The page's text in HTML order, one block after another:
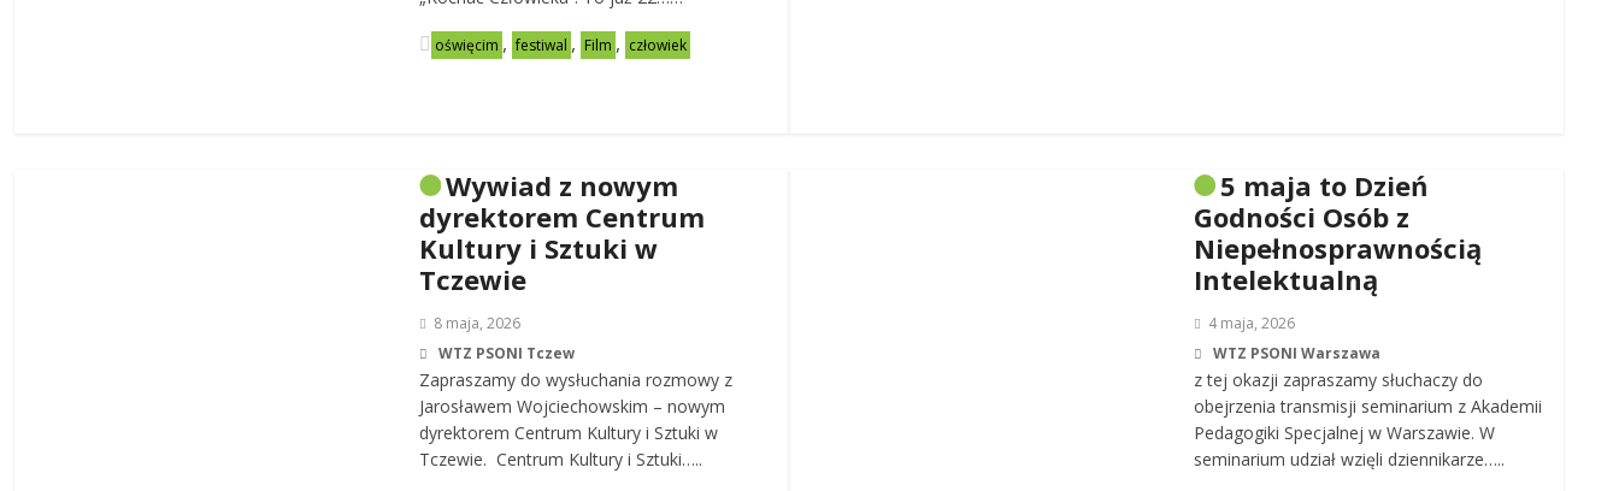
oświęcim , festiwal , Film , człowiek
Wywiad z nowym
dyrektorem Centrum
Kultury i Sztuki w
Tczewie
8 maja, 2026
WTZ PSONI Tczew
Zapraszamy do wysłuchania rozmowy z
Jarosławem Wojciechowskim – nowym
dyrektorem Centrum Kultury i Sztuki w
Tczewie. Centrum Kultury i Sztuki…..
5 maja to Dzień
Godności Osób z
Niepełnosprawnością
Intelektualną
4 maja, 2026
WTZ PSONI Warszawa
z tej okazji zapraszamy słuchaczy do
obejrzenia transmisji seminarium z Akademii
Pedagogiki Specjalnej w Warszawie. W
seminarium udział wzięli dziennikarze…..